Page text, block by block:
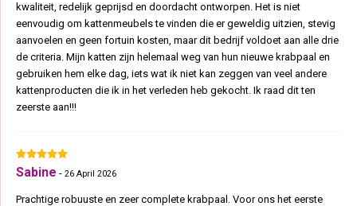
kwaliteit, redelijk geprijsd en doordacht ontworpen. Het is niet
eenvoudig om kattenmeubels te vinden die er geweldig uitzien, stevig
aanvoelen en geen fortuin kosten, maar dit bedrijf voldoet aan alle drie
de criteria. Mijn katten zijn helemaal weg van hun nieuwe krabpaal en
gebruiken hem elke dag, iets wat ik niet kan zeggen van veel andere
kattenproducten die ik in het verleden heb gekocht. Ik raad dit ten
zeerste aan!!!
Sabine - 26 April 2026
Prachtige robuuste en zeer complete krabpaal. Voor ons het eerste